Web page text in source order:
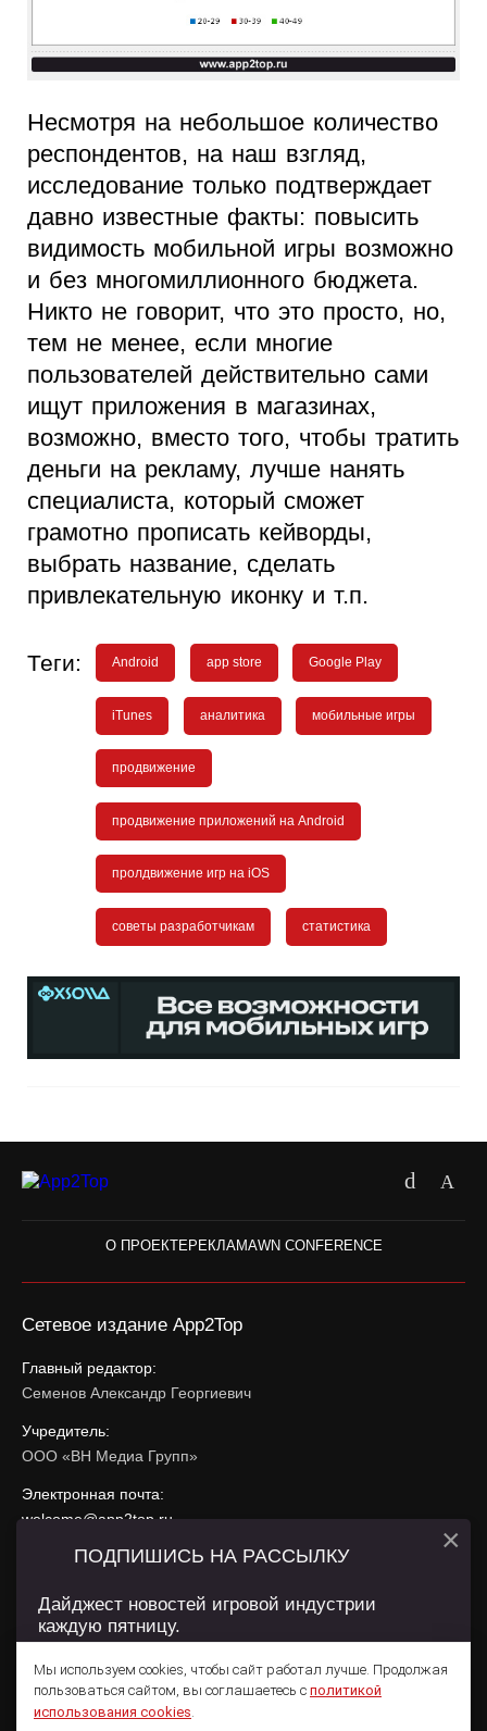
Несмотря на небольшое количество
респондентов, на наш взгляд,
исследование только подтверждает
давно известные факты: повысить
видимость мобильной игры возможно
и без многомиллионного бюджета.
Никто не говорит, что это просто, но,
тем не менее, если многие
пользователей действительно сами
ищут приложения в магазинах,
возможно, вместо того, чтобы тратить
деньги на рекламу, лучше нанять
специалиста, который сможет
грамотно прописать кейворды,
выбрать название, сделать
привлекательную иконку и т.п.
Теги: Android app store Google Play
iTunes аналитика мобильные игры
продвижение
продвижение приложений на Android
пролдвижение игр на iOS
советы разработчикам статистика
О ПРОЕКТЕРЕКЛАМАWN CONFERENCE
Сетевое издание App2Top
Главный редактор:
Семенов Александр Георгиевич
Учредитель:
ООО «ВН Медиа Групп»
Электронная почта:
welcome@app2top.ru
При использовании материалов активная ссылка на
Сайт использует IP адреса, cookie, данные геолокации
использования содержатся вПолитике конфиденциальностии
Пользовательском соглашении .
Мы используем cookies, чтобы сайт работал лучше. Продолжая
пользоваться сайтом, вы соглашаетесь с политикой
использования cookies.
ПОДПИШИСЬ НА РАССЫЛКУ
Дайджест новостей игровой индустрии
каждую пятницу.
×